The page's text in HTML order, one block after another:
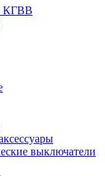
КГВВ
выключатели